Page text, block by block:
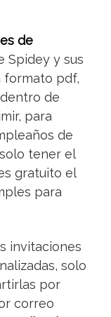
de
Spidey y sus
formato pdf,
de
para
de
tener el
gratuito el
para
invitaciones
solo
por
correo